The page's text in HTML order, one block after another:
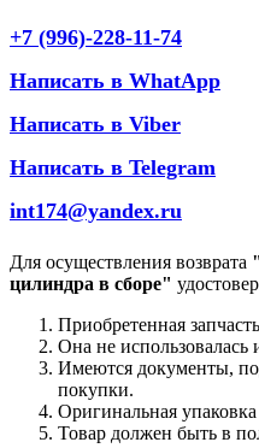
+7 (996)-228-11-74
Написать в WhatApp
Написать в Viber
Написать в Telegram
int174@yandex.ru
Для осуществления возврата
цилиндра в сборе"
Приобретенная
Она не использовалась
Имеются документы,
покупки.
Оригинальная
Товар должен быть в